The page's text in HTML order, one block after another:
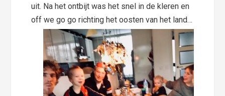
uit. Na het ontbijt was het snel in de kleren en
off we go go richting het oosten van het land…